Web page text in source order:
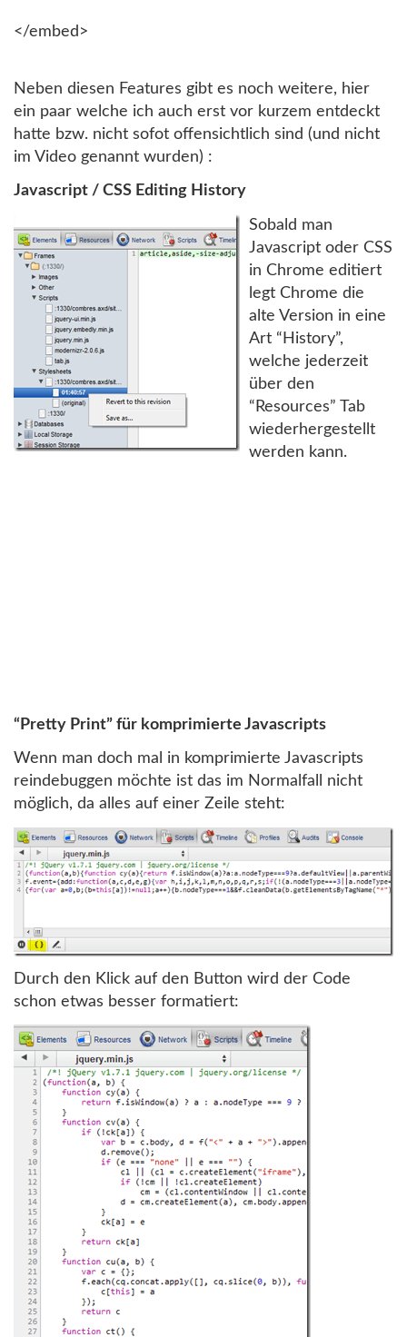
</embed>
Neben diesen Features gibt es noch weitere, hier
ein paar welche ich auch erst vor kurzem entdeckt
hatte bzw. nicht sofot offensichtlich sind (und nicht
im Video genannt wurden) :
Javascript / CSS Editing History
Sobald man
Javascript oder CSS
in Chrome editiert
legt Chrome die
alte Version in eine
Art “History”,
welche jederzeit
über den
“Resources” Tab
wiederhergestellt
werden kann.
“Pretty Print” für komprimierte Javascripts
Wenn man doch mal in komprimierte Javascripts
reindebuggen möchte ist das im Normalfall nicht
möglich, da alles auf einer Zeile steht:
Durch den Klick auf den Button wird der Code
schon etwas besser formatiert: